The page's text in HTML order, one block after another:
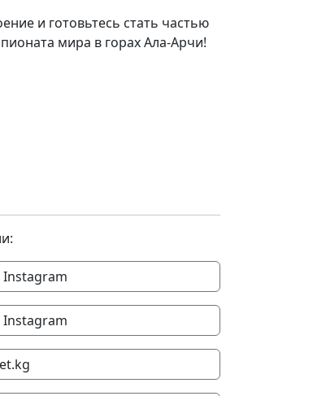
и готовьтесь стать частью
мира в горах Ала-Арчи!
Instagram